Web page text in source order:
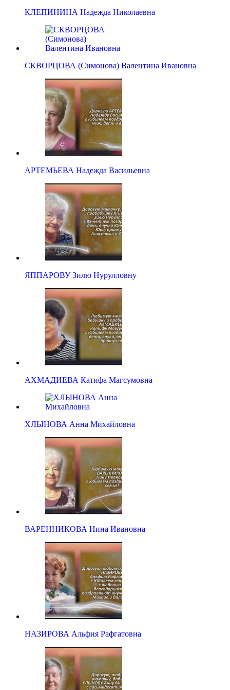
КЛЕПИНИНА Надежда Николаевна
СКВОРЦОВА (Симонова) Валентина Ивановна
АРТЕМЬЕВА Надежда Васильевна
ЯППАРОВУ Зилю Нурулловну
АХМАДИЕВА Катифа Магсумовна
ХЛЫНОВА Анна Михайловна
ВАРЕННИКОВА Нина Ивановна
НАЗИРОВА Альфия Рафгатовна